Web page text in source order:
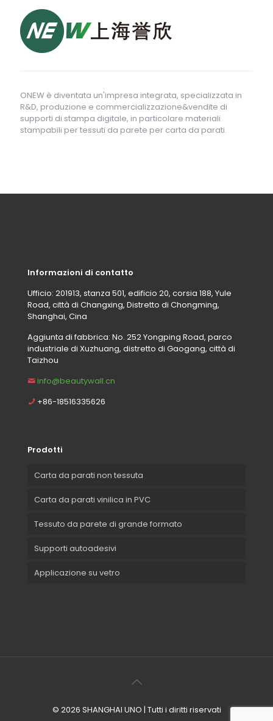
ONEW è diventata un'impresa integrata, specializzata in
R&D, produzione e commercializzazione&vendite di
supporti di stampa digitale, in particolare materiali
stampabili per tessuti da parete per carta da parati.
Informazioni di contatto
Ufficio: 201913, stanza 501, edificio 20, corsia 188, Yule
Road, città di Changxing, Distretto di Chongming,
Shanghai, Cina
Aggiunta di fabbrica: No. 252 Yongping Road, parco
industriale di Xuzhuang, distretto di Gaogang, città di
Taizhou
info@beautywall.cn
+86-18516335626
Prodotti
Carta da parati non tessuta
Carta da parati vinilica in PVC
Tessuto da parete di grande formato
Supporti autoadesivi
Applicazione su vetro
© 2026 SHANGHAI UNO | Tutti i diritti riservati